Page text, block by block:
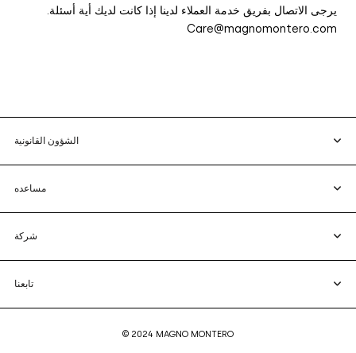
يرجى الاتصال بفريق خدمة العملاء لدينا إذا كانت لديك أية أسئلة.
Care@magnomontero.com
الشؤون القانونية
مساعده
شركة
تابعنا
© 2024 MAGNO MONTERO